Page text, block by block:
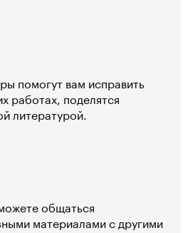
помогут вам исправить
работах, поделятся
литературой.
общаться
материалами с другими